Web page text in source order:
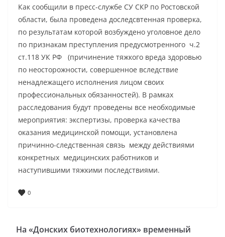
Как сообщили в пресс-службе СУ СКР по Ростовской
области, была проведена доследсвтенная проверка,
по результатам которой возбуждено уголовное дело
по признакам преступления предусмотренного ч.2
ст.118 УК РФ (причинение тяжкого вреда здоровью
по неосторожности, совершенное вследствие
ненадлежащего исполнения лицом своих
профессиональных обязанностей). В рамках
расследования будут проведены все необходимые
мероприятия: экспертизы, проверка качества
оказания медицинской помощи, установлена
причинно-следственная связь между действиями
конкретных медицинских работников и
наступившими тяжкими последствиями.
0
На «Донских биотехнологиях» временный